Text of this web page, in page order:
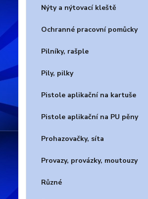
Nýty a nýtovací kleště
Ochranné pracovní pomůcky
Pilníky, rašple
Pily, pilky
Pistole aplikační na kartuše
Pistole aplikační na PU pěny
Prohazovačky, síta
Provazy, provázky, moutouzy
Různé